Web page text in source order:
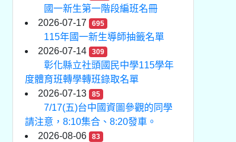
國一新生第一階段編班名冊
2026-07-17
695
115年國一新生導師抽籤名單
2026-07-14
309
彰化縣立社頭國民中學115學年
度體育班轉學轉班錄取名單
2026-07-13
85
7/17(五)台中國資圖參觀的同學
請注意，8:10集合、8:20發車。
2026-08-06
83